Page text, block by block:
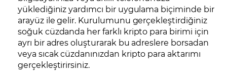
yüklediğiniz yardımcı bir uygulama biçiminde bir
arayüz ile gelir. Kurulumunu gerçekleştirdiğiniz
soğuk cüzdanda her farklı kripto para birimi için
ayrı bir adres oluşturarak bu adreslere borsadan
veya sıcak cüzdanınızdan kripto para aktarımı
gerçekleştirirsiniz.